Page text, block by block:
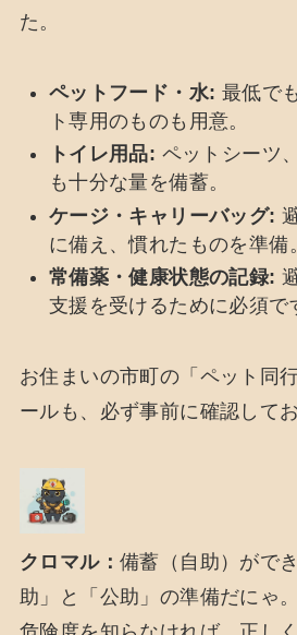
た。
ペットフード・水: 最低で
ト専用のものも用意。
トイレ用品: ペットシーツ
も十分な量を備蓄。
ケージ・キャリーバッグ:
に備え、慣れたものを準備
常備薬・健康状態の記録:
支援を受けるために必須で
お住まいの市町の「ペット同
ールも、必ず事前に確認して
クロマル： 備蓄（自助）がで
助」と「公助」の準備だにゃ